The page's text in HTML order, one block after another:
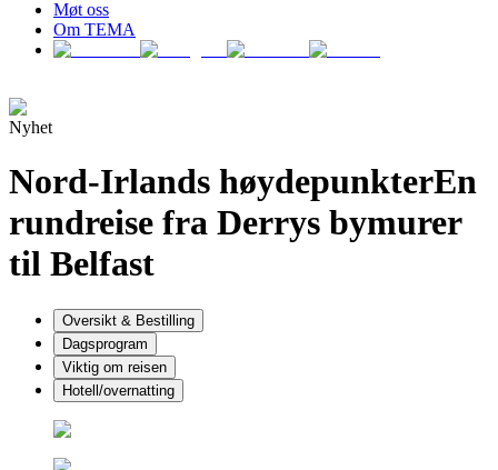
Møt oss
Om TEMA
Nyhet
Nord-Irlands høydepunkterEn
rundreise fra Derrys bymurer
til Belfast
Oversikt & Bestilling
Dagsprogram
Viktig om reisen
Hotell/overnatting